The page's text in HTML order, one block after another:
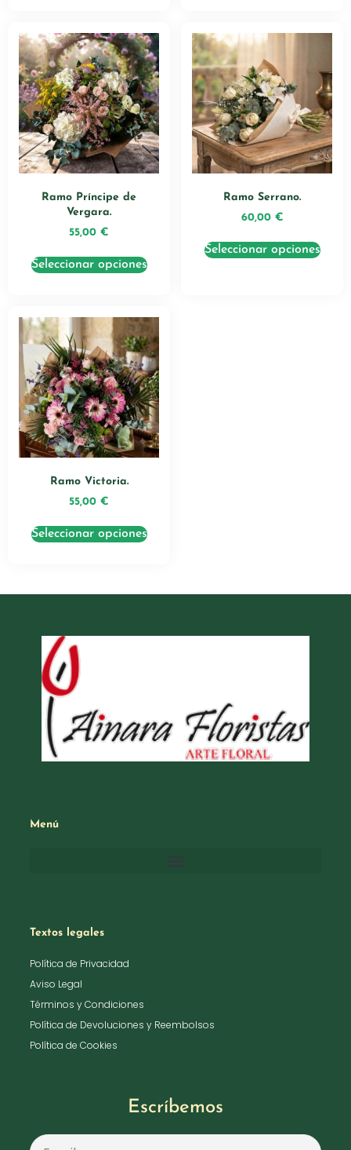
Ramo Príncipe de
Vergara.
55,00 €
Seleccionar opciones
Ramo Serrano.
60,00 €
Seleccionar opciones
Ramo Victoria.
55,00 €
Seleccionar opciones
Menú
Textos legales
Política de Privacidad
Aviso Legal
Términos y Condiciones
Política de Devoluciones y Reembolsos
Política de Cookies
Escríbemos